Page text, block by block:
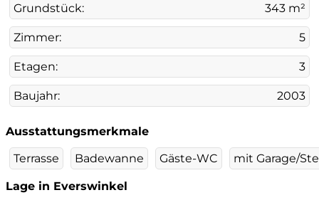
Grundstück: 343 m²
Zimmer: 5
Etagen: 3
Baujahr: 2003
Ausstattungsmerkmale
Terrasse
Badewanne Gäste-WC mit Garage/
Lage in Everswinkel